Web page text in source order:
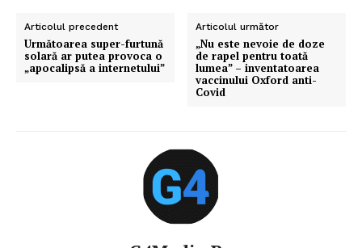
Articolul precedent
Următoarea super-furtună
solară ar putea provoca o
„apocalipsă a internetului”
Articolul următor
„Nu este nevoie de doze
de rapel pentru toată
lumea” – inventatoarea
vaccinului Oxford anti-
Covid